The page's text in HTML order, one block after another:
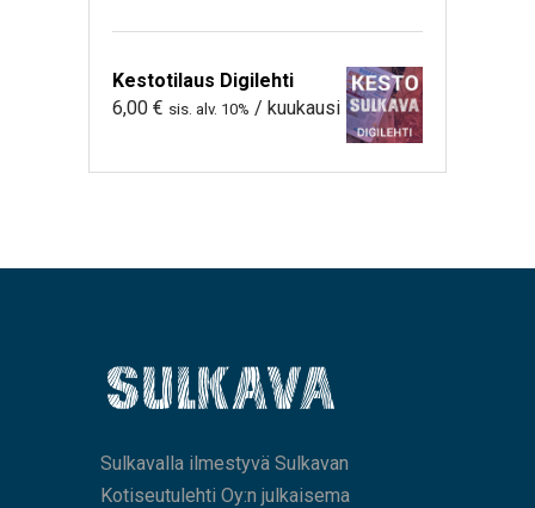
Kestotilaus Digilehti
6,00 € sis. alv. 10% / kuukausi
Sulkavalla ilmestyvä Sulkavan
Kotiseutulehti Oy:n julkaisema